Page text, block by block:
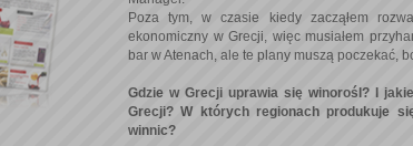
Poza tym, w czasie kiedy zacząłem
ekonomiczny w Grecji, więc musiałem
bar w Atenach, ale te plany muszą poczekać,
Gdzie w Grecji uprawia się winorośl? I
Grecji? W których regionach produkuje
winnic?